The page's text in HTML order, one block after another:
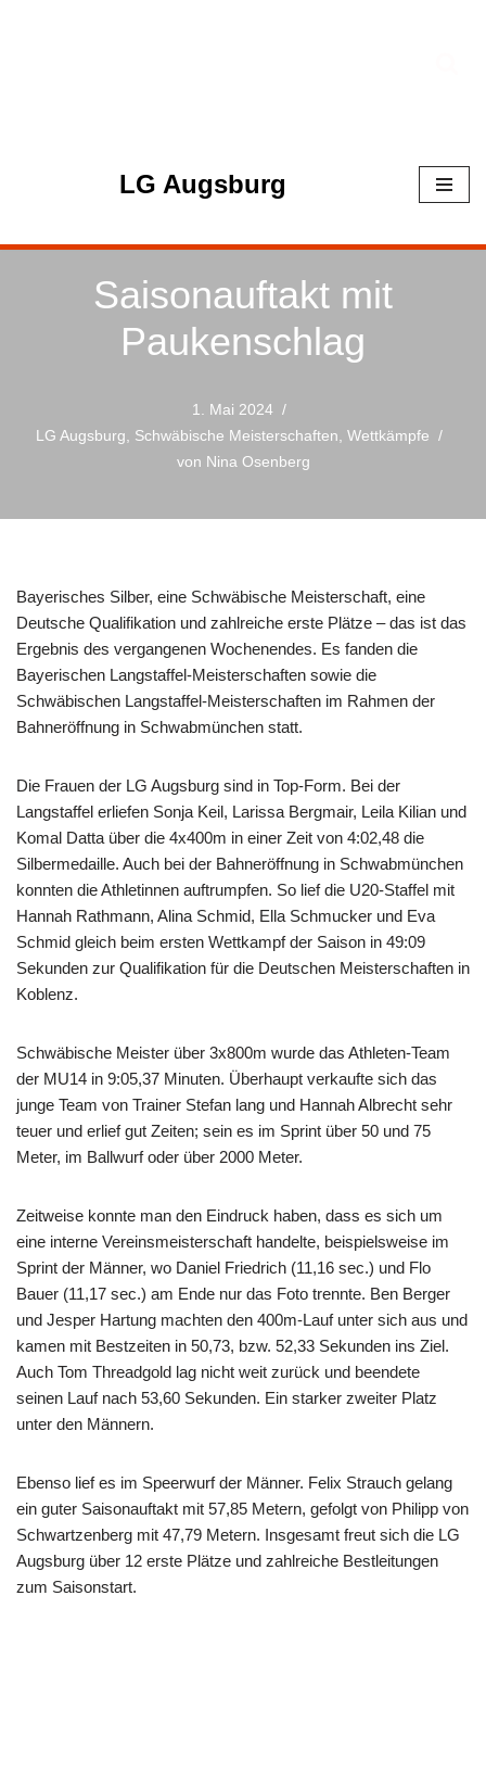
LG Augsburg
Saisonauftakt mit
Paukenschlag
1. Mai 2024
LG Augsburg, Schwäbische Meisterschaften, Wettkämpfe
von Nina Osenberg
Bayerisches Silber, eine Schwäbische Meisterschaft, eine
Deutsche Qualifikation und zahlreiche erste Plätze – das ist das
Ergebnis des vergangenen Wochenendes. Es fanden die
Bayerischen Langstaffel-Meisterschaften sowie die
Schwäbischen Langstaffel-Meisterschaften im Rahmen der
Bahneröffnung in Schwabmünchen statt.
Die Frauen der LG Augsburg sind in Top-Form. Bei der
Langstaffel erliefen Sonja Keil, Larissa Bergmair, Leila Kilian und
Komal Datta über die 4x400m in einer Zeit von 4:02,48 die
Silbermedaille. Auch bei der Bahneröffnung in Schwabmünchen
konnten die Athletinnen auftrumpfen. So lief die U20-Staffel mit
Hannah Rathmann, Alina Schmid, Ella Schmucker und Eva
Schmid gleich beim ersten Wettkampf der Saison in 49:09
Sekunden zur Qualifikation für die Deutschen Meisterschaften in
Koblenz.
Schwäbische Meister über 3x800m wurde das Athleten-Team
der MU14 in 9:05,37 Minuten. Überhaupt verkaufte sich das
junge Team von Trainer Stefan lang und Hannah Albrecht sehr
teuer und erlief gut Zeiten; sein es im Sprint über 50 und 75
Meter, im Ballwurf oder über 2000 Meter.
Zeitweise konnte man den Eindruck haben, dass es sich um
eine interne Vereinsmeisterschaft handelte, beispielsweise im
Sprint der Männer, wo Daniel Friedrich (11,16 sec.) und Flo
Bauer (11,17 sec.) am Ende nur das Foto trennte. Ben Berger
und Jesper Hartung machten den 400m-Lauf unter sich aus und
kamen mit Bestzeiten in 50,73, bzw. 52,33 Sekunden ins Ziel.
Auch Tom Threadgold lag nicht weit zurück und beendete
seinen Lauf nach 53,60 Sekunden. Ein starker zweiter Platz
unter den Männern.
Ebenso lief es im Speerwurf der Männer. Felix Strauch gelang
ein guter Saisonauftakt mit 57,85 Metern, gefolgt von Philipp von
Schwartzenberg mit 47,79 Metern. Insgesamt freut sich die LG
Augsburg über 12 erste Plätze und zahlreiche Bestleitungen
zum Saisonstart.